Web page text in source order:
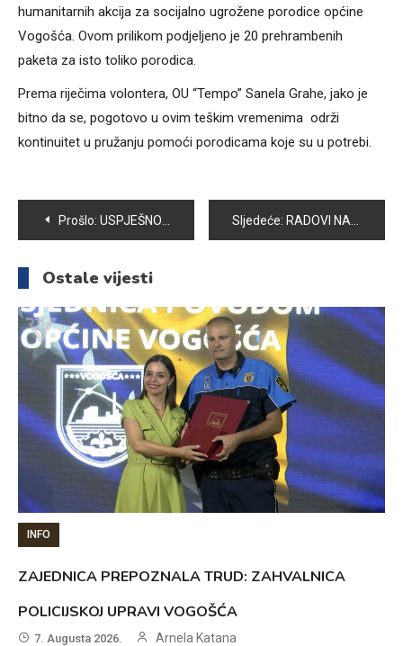
humanitarnih akcija za socijalno ugrožene porodice općine
Vogošća. Ovom prilikom podjeljeno je 20 prehrambenih
paketa za isto toliko porodica.
Prema riječima volontera, OU “Tempo” Sanela Grahe, jako je
bitno da se, pogotovo u ovim teškim vremenima održi
kontinuitet u pružanju pomoći porodicama koje su u potrebi.
Navigacija
članaka
Prošlo: USPJEŠNO ZAVRŠENA PROBNA EKSTERNA MATURA U SREDNJOŠKOLSKOM CENTRU VOGOŠĆA Sljedeće: RADOVI NA IZGRADNJI DŽAMIJE U NASELJU KRIVOGLAVCI PRIVODE SE KRAJU
Ostale vijesti
INFO
ZAJEDNICA PREPOZNALA TRUD: ZAHVALNICA
POLICIJSKOJ UPRAVI VOGOŠĆA
7. Augusta 2026. Arnela Katana